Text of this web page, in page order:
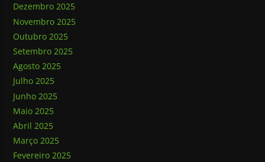
Dezembro 2025
Novembro 2025
Outubro 2025
Setembro 2025
Agosto 2025
Julho 2025
Junho 2025
Maio 2025
Abril 2025
Março 2025
Fevereiro 2025